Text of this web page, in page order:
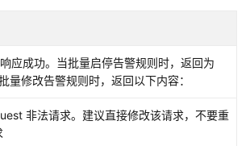
应成功。当批量启停告警规则时，返回为
量修改告警规则时，返回以下内容：
非法请求。建议直接修改该请求，不要重